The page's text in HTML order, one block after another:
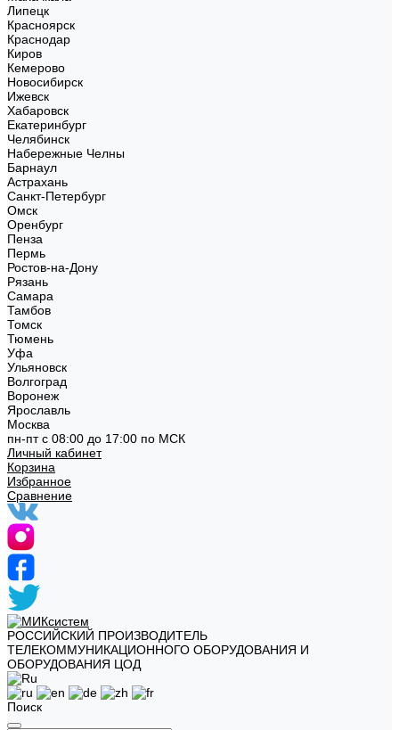
Липецк
Красноярск
Краснодар
Киров
Кемерово
Новосибирск
Ижевск
Хабаровск
Екатеринбург
Челябинск
Набережные Челны
Барнаул
Астрахань
Санкт-Петербург
Омск
Оренбург
Пенза
Пермь
Ростов-на-Дону
Рязань
Самара
Тамбов
Томск
Тюмень
Уфа
Ульяновск
Волгоград
Воронеж
Ярославль
Москва
пн-пт с 08:00 до 17:00 по МСК
Личный кабинет
Корзина
Избранное
Сравнение
РОССИЙСКИЙ ПРОИЗВОДИТЕЛЬ
ТЕЛЕКОММУНИКАЦИОННОГО ОБОРУДОВАНИЯ И
ОБОРУДОВАНИЯ ЦОД
Поиск